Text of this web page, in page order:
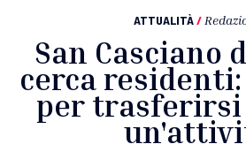
ATTUALITÀ/
San Casciano
cerca
per trasferirsi